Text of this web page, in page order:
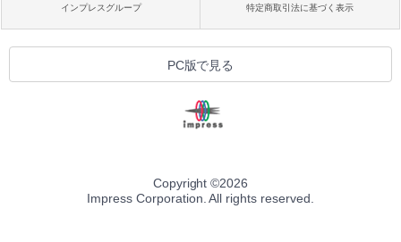
インプレスグループ 特定商取引法に基づく表示
PC版で見る
Copyright ©2026
Impress Corporation. All rights reserved.